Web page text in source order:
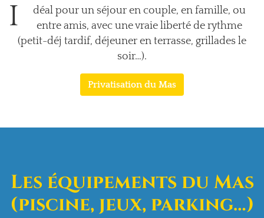
I
déal pour un séjour en couple, en famille, ou
entre amis, avec une vraie liberté de rythme
(petit-déj tardif, déjeuner en terrasse, grillades le
soir…).
Privatisation du Mas
Les équipements du Mas
(piscine, jeux, parking…)